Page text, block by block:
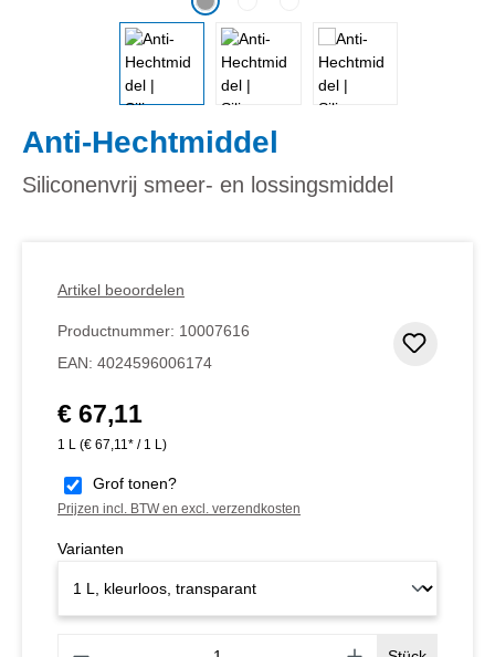
Anti-Hechtmiddel
Siliconenvrij smeer- en lossingsmiddel
Artikel beoordelen
Productnummer: 10007616
EAN: 4024596006174
Normale prijs:
€ 67,11
1 L (€ 67,11* / 1 L)
Grof tonen?
Prijzen incl. BTW en excl. verzendkosten
Varianten